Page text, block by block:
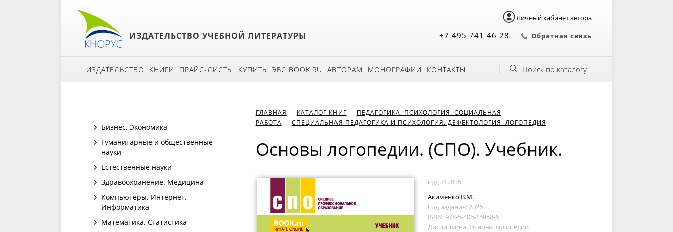
Личный кабинет автора
ИЗДАТЕЛЬСТВО УЧЕБНОЙ ЛИТЕРАТУРЫ +7 495 741 46 28 Обратная связь
ИЗДАТЕЛЬСТВО КНИГИ ПРАЙС-ЛИСТЫ КУПИТЬ ЭБС BOOK.RU АВТОРАМ МОНОГРАФИИ КОНТАКТЫ Поиск по каталогу
Бизнес. Экономика
Гуманитарные и общественные
науки
Естественные науки
Здравоохранение. Медицина
Компьютеры. Интернет.
Информатика
Математика. Статистика
ГЛАВНАЯ КАТАЛОГ КНИГ
ПЕДАГОГИКА. ПСИХОЛОГИЯ. СОЦИАЛЬНАЯ
РАБОТА
СПЕЦИАЛЬНАЯ ПЕДАГОГИКА И ПСИХОЛОГИЯ. ДЕФЕКТОЛОГИЯ. ЛОГОПЕДИЯ
Основы логопедии. (СПО). Учебник.
код 712835
Акименко В.М.
Год издания: 2026 г.
ISBN: 978-5-406-15858-6
Дисциплина: Основы логопедии